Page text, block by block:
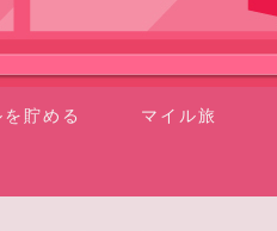
貯める マイル旅